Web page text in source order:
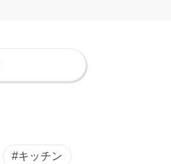
#キッチン